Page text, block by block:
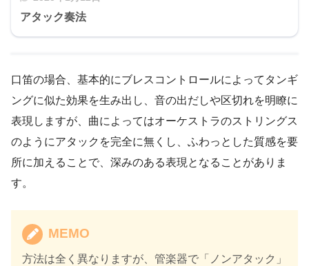
アタック奏法
口笛の場合、基本的にブレスコントロールによってタンギ
ングに似た効果を生み出し、音の出だしや区切れを明瞭に
表現しますが、曲によってはオーケストラのストリングス
のようにアタックを完全に無くし、ふわっとした質感を要
所に加えることで、深みのある表現となることがありま
す。
MEMO
方法は全く異なりますが、管楽器で「ノンアタック」